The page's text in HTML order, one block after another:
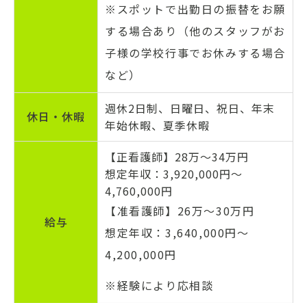
※スポットで出勤日の振替をお願
する場合あり（他のスタッフがお
子様の学校行事でお休みする場合
など）
休日・ 休暇
週休2日制、日曜日、祝日、年末
年始休暇、夏季休暇
給与
【正看護師】28万〜34万円
想定年収：3,920,000円〜
4,760,000円
【准看護師】26万〜30万円
想定年収：3,640,000円〜
4,200,000円
※経験により応相談